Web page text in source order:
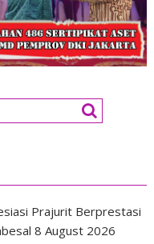
Prajurit Berprestasi
8 August 2026